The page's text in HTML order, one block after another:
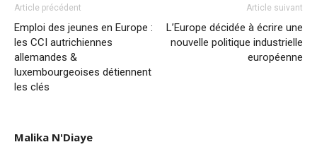
Article précédent
Emploi des jeunes en Europe :
les CCI autrichiennes
allemandes &
luxembourgeoises détiennent
les clés
Article suivant
L’Europe décidée à écrire une
nouvelle politique industrielle
européenne
Malika N'Diaye